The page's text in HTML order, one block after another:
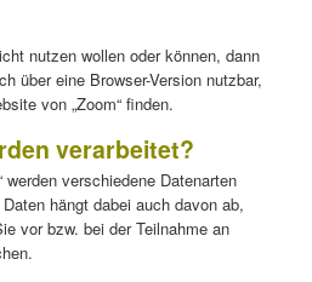
nutzen wollen oder können, dann
über eine Browser-Version nutzbar,
von „Zoom“ finden.
verarbeitet?
werden verschiedene Datenarten
hängt dabei auch davon ab,
vor bzw. bei der Teilnahme an